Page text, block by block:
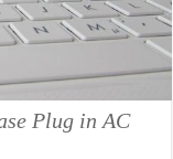
Plug in AC